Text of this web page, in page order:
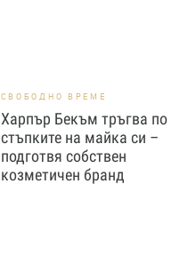
СВОБОДНО ВРЕМЕ
Харпър Бекъм тръгва по
стъпките на майка си –
подготвя собствен
козметичен бранд